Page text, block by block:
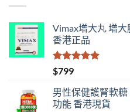
Vimax增大丸 增
香港正品
評分
滿分 5
$799
男性保健護腎軟
功能 香港現貨